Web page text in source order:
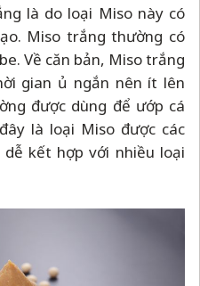
là do loại Miso này có
Miso trắng thường có
Về căn bản, Miso trắng
gian ủ ngắn nên ít lên
được dùng để ướp cá
là loại Miso được các
kết hợp với nhiều loại